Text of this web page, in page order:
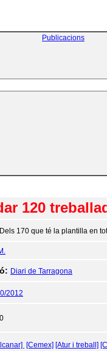
Publicacions
120
Dels 170 que té la plantilla en
Diari de Tarragona
2012
[Cemex] [Atur i treball]